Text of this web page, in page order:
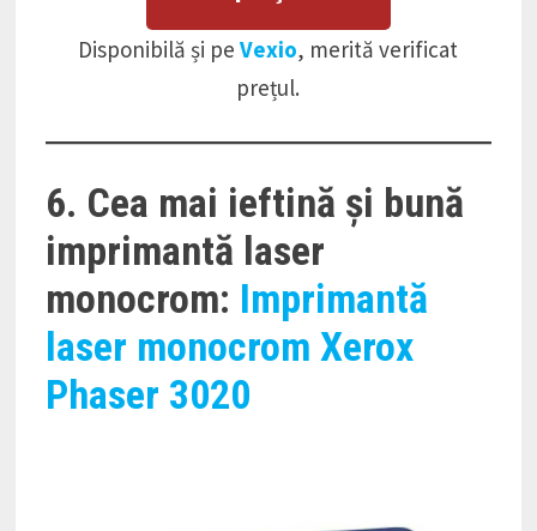
Disponibilă și peVexio, merită verificat
prețul.
6. Cea mai ieftină și bună
imprimantă laser
monocrom: Imprimantă
laser monocrom Xerox
Phaser 3020